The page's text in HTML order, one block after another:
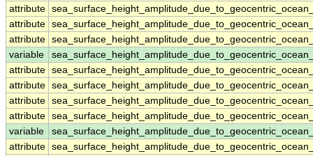
attribute
attribute
attribute
variable
attribute
attribute
attribute
attribute
variable
attribute